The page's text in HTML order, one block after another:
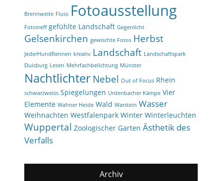
Brennweite Fluss Fotoausstellung
Fototreff gefühlte Landschaft Gegenlicht
Gelsenkirchen gewischte Fotos Herbst
JederHundRennen kreativ Landschaft Landschaftspark
Duisburg Lesen Mehrfachbelichtung Münster
NachtlichterNebel Out of Focus Rhein
schwarzweiss Spiegelungen Urdenbacher Kämpe Vier
Elemente Wahner Heide Wald Warstein Wasser
Weihnachten Westfalenpark Winter Winterleuchten
Wuppertal Zoologischer Garten Ästhetik des
Verfalls
Archiv